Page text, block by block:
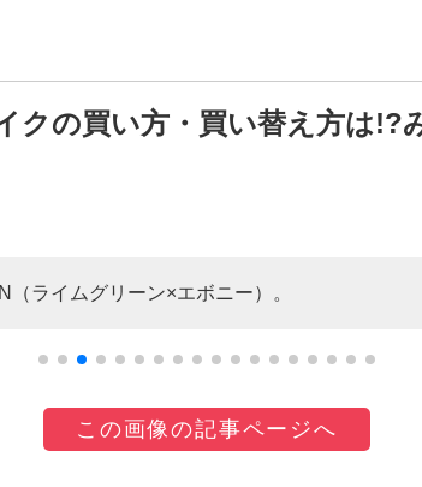
クの買い方・買い替え方は!?
ライムグリーン×エボニー）。
この画像の記事ページへ